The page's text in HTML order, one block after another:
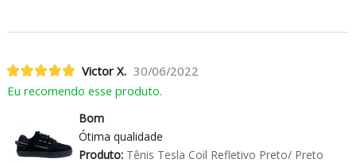
Victor X. 30/06/2022
Eu recomendo esse produto.
Bom
Ótima qualidade
Produto:Tênis Tesla Coil Refletivo Preto/ Preto